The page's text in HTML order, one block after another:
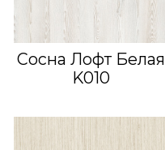
Сосна Лофт Белая
K010